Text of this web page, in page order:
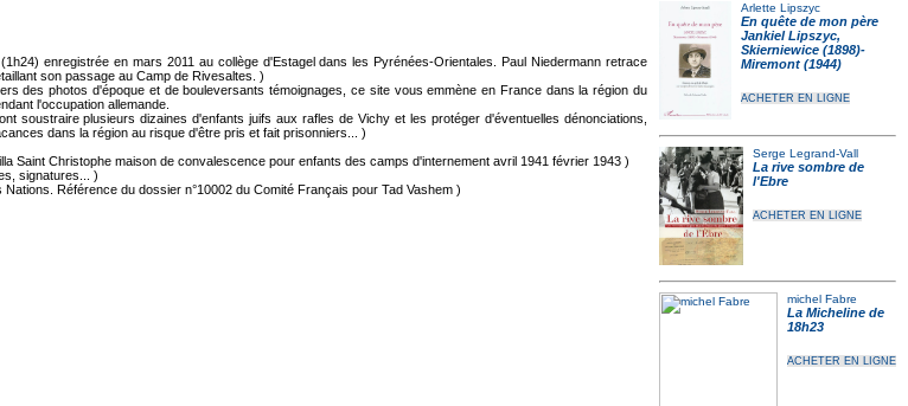
Arlette Lipszyc
En quête de mon père
Jankiel Lipszyc,
Skierniewice (1898)-
Miremont (1944)
ACHETER EN LIGNE
Serge Legrand-Vall
La rive sombre de
l'Ebre
ACHETER EN LIGNE
michel Fabre
La Micheline de
18h23
ACHETER EN LIGNE
enregistrée en mars 2011 au collège d'Estagel dans les Pyrénées-Orientales. Paul Niedermann retrace
son passage au Camp de Rivesaltes. )
des photos d'époque et de bouleversants témoignages, ce site vous emmène en France dans la région du
l'occupation allemande.
soustraire plusieurs dizaines d'enfants juifs aux rafles de Vichy et les protéger d'éventuelles dénonciations,
dans la région au risque d'être pris et fait prisonniers... )
Saint Christophe maison de convalescence pour enfants des camps d'internement avril 1941 février 1943 )
signatures... )
Référence du dossier n°10002 du Comité Français pour Tad Vashem )